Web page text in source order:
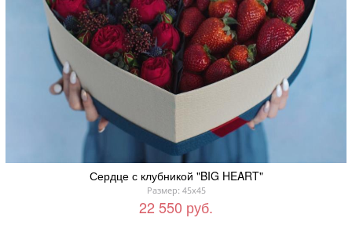
Сердце с клубникой "BIG HEART"
Размер: 45x45
22 550 руб.